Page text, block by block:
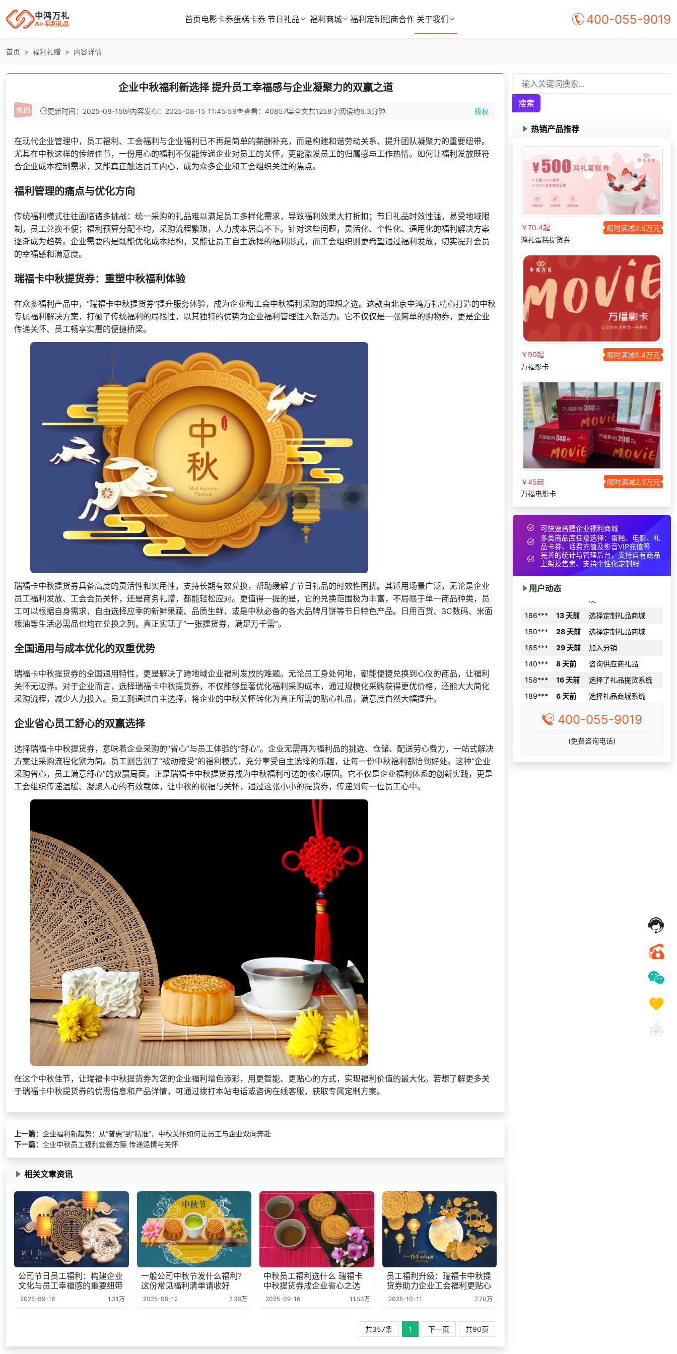
中鸿万礼
AI+福利礼品 首页电影卡券蛋糕卡券 节日礼品 福利商城 福利定制 招商合作 关于我们 400-055-9019
首页 福利礼赠 内容详情
企业中秋福利新选择 提升员工幸福感与企业凝聚力的双赢之道
更新时间：2025-08-15 内容发布：2025-08-15 11:45:59 查看：40857 全文共1258字阅读约6.3分钟 版权
在现代企业管理中，员工福利、工会福利与企业福利已不再是简单的薪酬补充，而是构建和谐劳动关系、提升团队凝聚力的重要纽带。
尤其在中秋这样的传统佳节，一份用心的福利不仅能传递企业对员工的关怀，更能激发员工的归属感与工作热情。如何让福利发放既符
合企业成本控制需求，又能真正触达员工内心，成为众多企业和工会组织关注的焦点。
福利管理的痛点与优化方向
传统福利模式往往面临诸多挑战：统一采购的礼品难以满足员工多样化需求，导致福利效果大打折扣；节日礼品时效性强，易受地域限
制，员工兑换不便；福利预算分配不均，采购流程繁琐，人力成本居高不下。针对这些问题，灵活化、个性化、通用化的福利解决方案
逐渐成为趋势。企业需要的是既能优化成本结构，又能让员工自主选择的福利形式，而工会组织则更希望通过福利发放，切实提升会员
的幸福感和满意度。
瑞福卡中秋提货券：重塑中秋福利体验
在众多福利产品中，“瑞福卡中秋提货券”提升服务体验，成为企业和工会中秋福利采购的理想之选。这款由北京中鸿万礼精心打造的中秋
专属福利解决方案，打破了传统福利的局限性，以其独特的优势为企业福利管理注入新活力。它不仅仅是一张简单的购物券，更是企业
传递关怀、员工畅享实惠的便捷桥梁。
瑞福卡中秋提货券具备高度的灵活性和实用性，支持长期有效兑换，帮助缓解了节日礼品的时效性困扰。其适用场景广泛，无论是企业
员工福利发放、工会会员关怀，还是商务礼赠，都能轻松应对。更值得一提的是，它的兑换范围极为丰富，不局限于单一商品种类，员
工可以根据自身需求，自由选择应季的新鲜果蔬、品质生鲜，或是中秋必备的各大品牌月饼等节日特色产品。日用百货、3C数码、米面
粮油等生活必需品也均在兑换之列，真正实现了“一张提货券，满足万千需”。
全国通用与成本优化的双重优势
瑞福卡中秋提货券的全国通用特性，更是解决了跨地域企业福利发放的难题。无论员工身处何地，都能便捷兑换到心仪的商品，让福利
关怀无边界。对于企业而言，选择瑞福卡中秋提货券，不仅能够显著优化福利采购成本，通过规模化采购获得更优价格，还能大大简化
采购流程，减少人力投入。员工则通过自主选择，将企业的中秋关怀转化为真正所需的贴心礼品，满意度自然大幅提升。
企业省心员工舒心的双赢选择
选择瑞福卡中秋提货券，意味着企业采购的“省心”与员工体验的“舒心”。企业无需再为福利品的挑选、仓储、配送劳心费力，一站式解决
方案让采购流程化繁为简。员工则告别了“被动接受”的福利模式，充分享受自主选择的乐趣，让每一份中秋福利都恰到好处。这种“企业
采购省心，员工满意舒心”的双赢局面，正是瑞福卡中秋提货券成为中秋福利可选的核心原因。它不仅是企业福利体系的创新实践，更是
工会组织传递温暖、凝聚人心的有效载体，让中秋的祝福与关怀，通过这张小小的提货券，传递到每一位员工心中。
在这个中秋佳节，让瑞福卡中秋提货券为您的企业福利增色添彩，用更智能、更贴心的方式，实现福利价值的最大化。若想了解更多关
于瑞福卡中秋提货券的优惠信息和产品详情，可通过拨打本站电话或咨询在线客服，获取专属定制方案。
上一篇： 企业福利新趋势：从“普惠”到“精准”，中秋关怀如何让员工与企业双向奔赴
下一篇： 企业中秋员工福利套餐方案 传递温情与关怀
相关文章资讯
公司节日员工福利：构建企业
文化与员工幸福感的重要纽带
2025-09-18 1.31万
一般公司中秋节发什么福利？
这份常见福利清单请收好
2025-09-12 7.39万
中秋员工福利选什么 瑞福卡
中秋提货券成企业省心之选
2025-09-16 11.53万
员工福利升级：瑞福卡中秋提
货券助力企业工会福利更贴心
2025-10-11 7.70万
共357条 1 下一页 共90页
搜索
热销产品推荐
￥70.4起
限时满减3.6万元
鸿礼蛋糕提货券
￥90起
限时满减6.4万元
万福影卡
￥45起
限时满减2.3万元
万福电影卡
可快速搭建企业福利商城
多类商品库任意选择：蛋糕、电影、礼
品卡券、话费充值及影音VIP充值等
完善的统计与管理后台，支持自有商品
上架及售卖、支持个性化定制服
用户动态
130*** 3 天前
咨询SaaS相关问题
155***
9 天前
咨询一站式福利方案
177***
选择礼品卡券系统
186***
150*** 3 天前
199***
2 天前 选择公司礼品商城
140*** 2 天前
获取礼品采购供应链
资料
咨询积分兑换商城开
选择定制礼品商城
150***
28 天前
选择定制礼品商城
185***
29 天前
加入分销
140***
8 天前
咨询供应商礼品
158***
16 天前
选择了礼品提货系统
189***
6 天前
选择礼品商城系统
156***
22 天前
咨询供应商礼品
188***
15 天前
索要商城资料
9 天前
咨询一站式福利方案
177***
22 天前
选择礼品卡券系统
选择了礼品提货系统
130*** 3 天前
咨询SaaS相关问题
155***
9 天前
咨询一站式福利方案
177***
22 天前
选择礼品卡券系统
186***
29 天前 咨询一站式福利方案
150*** 3 天前
获取礼品采购供应链
199***
2 天前 选择公司礼品商城
140***
获取礼品采购供应链
资料
187*** 27 天前
咨询积分兑换商城开
186***
选择定制礼品商城
185***
加入分销
140***
158***
16 天前
选择了礼品提货系统
189***
6 天前
选择礼品商城系统
156***
22 天前
咨询供应商礼品
188***
15 天前 索要商城资料
400-055-9019
(免费咨询电话)